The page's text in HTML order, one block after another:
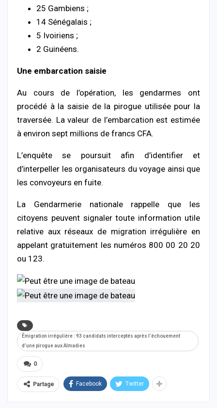
25 Gambiens ;
14 Sénégalais ;
5 Ivoiriens ;
2 Guinéens.
Une embarcation saisie
Au cours de l’opération, les gendarmes ont
procédé à la saisie de la pirogue utilisée pour la
traversée. La valeur de l’embarcation est estimée
à environ sept millions de francs CFA.
L’enquête se poursuit afin d’identifier et
d’interpeller les organisateurs du voyage ainsi que
les convoyeurs en fuite.
La Gendarmerie nationale rappelle que les
citoyens peuvent signaler toute information utile
relative aux réseaux de migration irrégulière en
appelant gratuitement les numéros 800 00 20 20
ou 123.
Émigration irrégulière : 93 candidats interceptés après l’échouement
d’une pirogue aux Almadies
0
Partage Facebook Twitter